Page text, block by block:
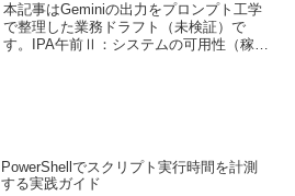
本記事はGeminiの出力をプロンプト工学
で整理した業務ドラフト（未検証）で
す。IPA午前Ⅱ：システムの可用性（稼働
PowerShellでスクリプト実行時間を計測
する実践ガイド